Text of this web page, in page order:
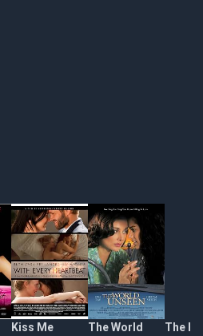
Kiss Me
The World
The